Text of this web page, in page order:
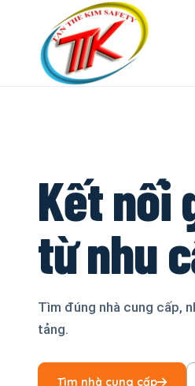
Kết nối
từ nhu
Tìm đúng nhà cung cấp,
tảng.
Tìm nhà cung cấp